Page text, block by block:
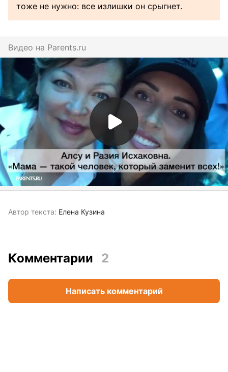
тоже не нужно: все излишки он срыгнет.
Видео на parents.ru
Автор текста: Елена Кузина
Комментарии 2
Написать комментарий